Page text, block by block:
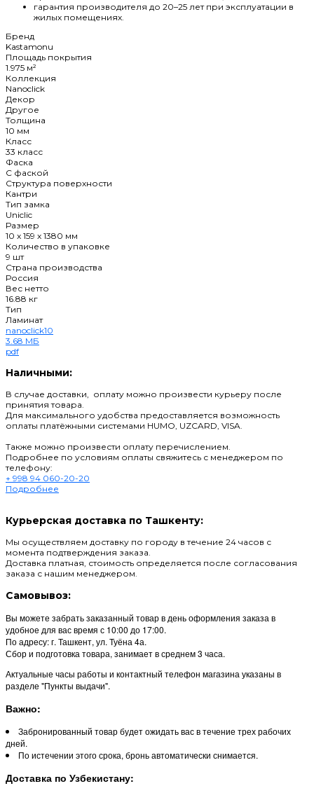
гарантия производителя до 20–25 лет при эксплуатации в
жилых помещениях.
Бренд
Kastamonu
Площадь покрытия
1.975 м²
Коллекция
Nanoclick
Декор
Другое
Толщина
10 мм
Класс
33 класс
Фаска
C фаской
Структура поверхности
Кантри
Тип замка
Uniclic
Размер
10 x 159 x 1380 мм
Количество в упаковке
9 шт
Страна производства
Россия
Вес нетто
16.88 кг
Тип
Ламинат
nanoclick10
3.68 МБ
pdf
Наличными:
В случае доставки, оплату можно произвести курьеру после
принятия товара.
Для максимального удобства предоставляется возможность
оплаты платёжными системами HUMO, UZCARD, VISA.
Также можно произвести оплату перечислением.
Подробнее по условиям оплаты свяжитесь с менеджером по
телефону:
+ 998 94 060-20-20
Подробнее
Курьерская доставка по Ташкенту:
Мы осуществляем доставку по городу в течение 24 часов с
момента подтверждения заказа.
Доставка платная, стоимость определяется после согласования
заказа с нашим менеджером.
Самовывоз:
Вы можете забрать заказанный товар в день оформления заказа в
удобное для вас время с 10:00 до 17:00.
По адресу: г. Ташкент, ул. Туёна 4а.
Сбор и подготовка товара, занимает в среднем 3 часа.
Актуальные часы работы и контактный телефон магазина указаны в
разделе "Пункты выдачи".
Важно:
Забронированный товар будет ожидать вас в течение трех рабочих
дней.
По истечении этого срока, бронь автоматически снимается.
Доставка по Узбекистану: